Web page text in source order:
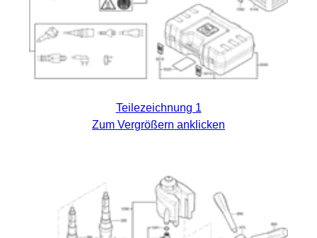
Teilezeichnung 1
Zum Vergrößern anklicken